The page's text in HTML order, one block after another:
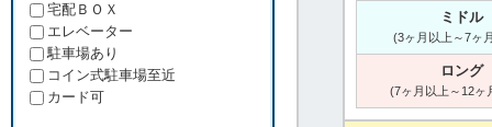
ミドル
(3ヶ月以上～7ヶ
ロング
(7ヶ月以上～12ヶ
宅配ＢＯＸ
エレベーター
駐車場あり
コイン式駐車場至近
カード可